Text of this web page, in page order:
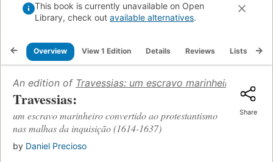
This book is currently unavailable on Open
Library, check out available alternatives.
Overview View 1 Edition Details Reviews Lists
An edition of Travessias: um escravo marinheiro
Travessias:
um escravo marinheiro convertido ao protestantismo
nas malhas da inquisição (1614-1637)
by Daniel Precioso
Share